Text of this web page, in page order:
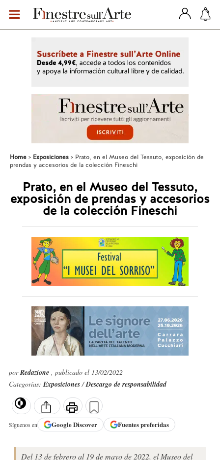
Home Exposiciones
Prato, en el Museo del Tessuto, exposición de
prendas y accesorios de la colección Fineschi
Prato, en el Museo del Tessuto,
exposición de prendas y accesorios
de la colección Fineschi
porRedazione , publicado el 13/02/2022
Categorías:Exposiciones/Descargo de responsabilidad
Síguenos en GoogleDiscover Fuentes preferidas
Del 13 de febrero al 19 de mayo de 2022, el Museo del